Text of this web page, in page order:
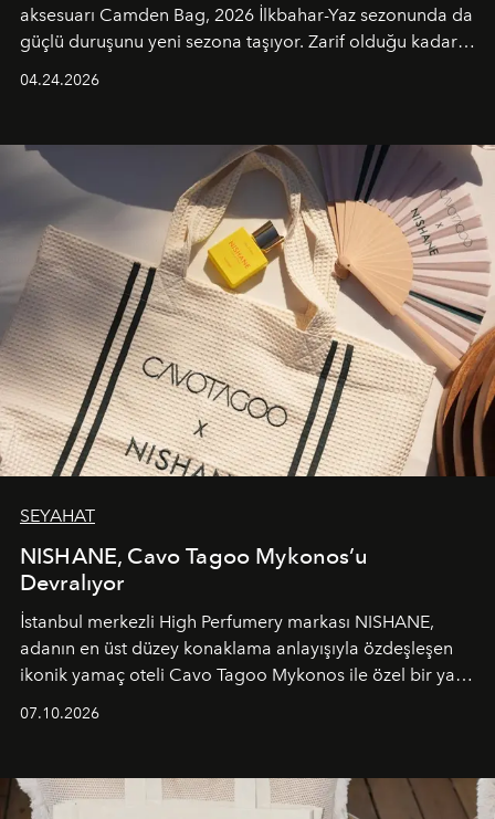
aksesuarı Camden Bag, 2026 İlkbahar-Yaz sezonunda da
güçlü duruşunu yeni sezona taşıyor. Zarif olduğu kadar
04.24.2026
SEYAHAT
NISHANE, Cavo Tagoo Mykonos’u
Devralıyor
İstanbul merkezli High Perfumery markası NISHANE,
adanın en üst düzey konaklama anlayışıyla özdeşleşen
ikonik yamaç oteli Cavo Tagoo Mykonos ile özel bir yaz
buluşturarak markanın Cavo Tagoo’daki varlığını
sürükleyici ve mevsime özel bir deneyime dönüştürüyor.
07.10.2026